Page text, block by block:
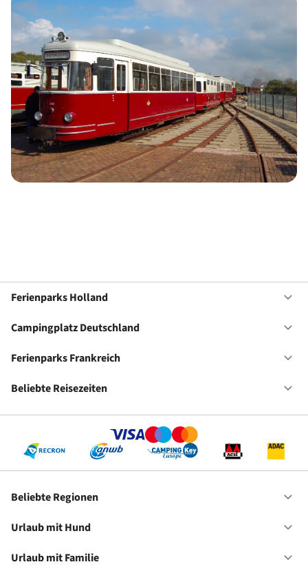
Ferienparks Holland
Campingplatz Deutschland
Ferienparks Frankreich
Beliebte Reisezeiten
Beliebte Regionen
Urlaub mit Hund
Urlaub mit Familie